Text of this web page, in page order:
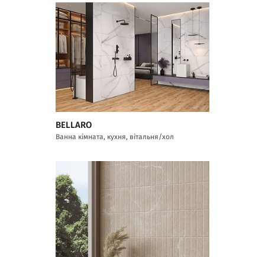
BELLARO
Ванна кімната, кухня, вітальня/хол